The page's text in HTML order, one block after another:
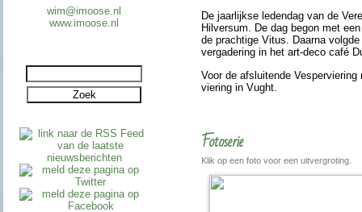
wim@imoose.nl
www.imoose.nl
De jaar­lijkse leden­dag van de
Hilversum. De dag begon met
de prach­tige Vitus. Daarna
ver­ga­de­ring in het art-deco café
Voor de af­slui­ten­de
vie­ring in Vught.
Fotoserie
Klik op een foto voor een uitvergroting.